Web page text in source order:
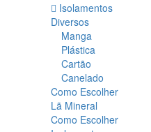
Isolamentos
Diversos
Manga
Plástica
Cartão
Canelado
Como Escolher
Lã Mineral
Como Escolher